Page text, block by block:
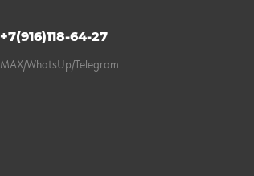
+7(916)118-64-27
MAX/WhatsUp/Telegram